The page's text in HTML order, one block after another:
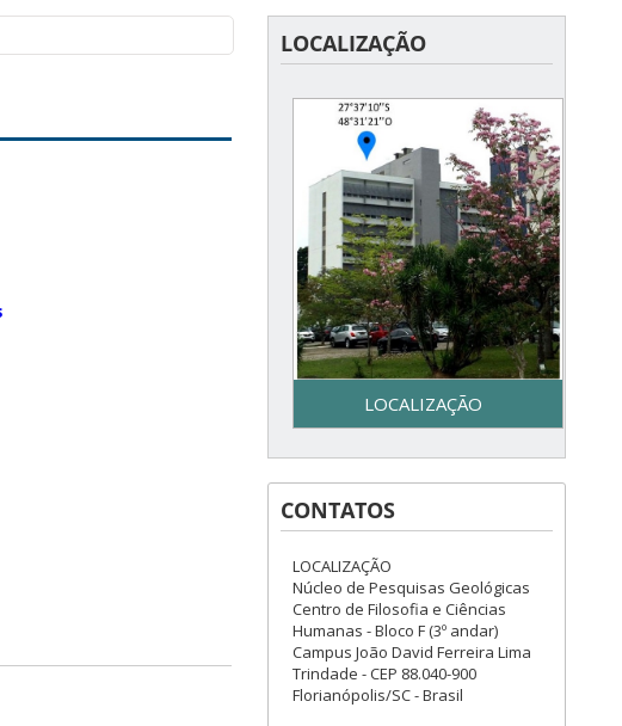
LOCALIZAÇÃO
LOCALIZAÇÃO
Secretaria do Programa de
Pós-Graduação em Geologia
– UFSC - Centro de Filosofia e
Ciências Humanas - Bloco F –
3º piso - Campus Reitor João
David Ferreira Lima - Trindade
– Florianópolis, SC
CONTATOS
LOCALIZAÇÃO
Núcleo de Pesquisas Geológicas
Centro de Filosofia e Ciências
Humanas - Bloco F (3º andar)
Campus João David Ferreira Lima
Trindade - CEP 88.040-900
Florianópolis/SC - Brasil